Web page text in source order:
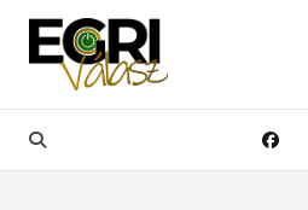
Skip
content